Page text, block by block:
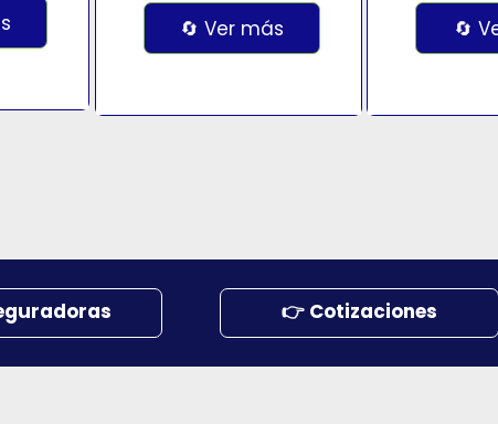
Consientes que la
prevención es todo el año y
hasta el 31 de diciembre de
🔄 Ver más
con el
realizar un
🔄
👉 Cotizaciones